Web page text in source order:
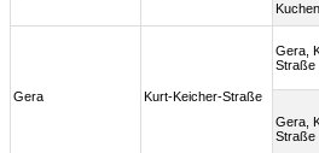
Gera Kurt-Keicher-Straße
Gera,
Straße
Gera,
Straße